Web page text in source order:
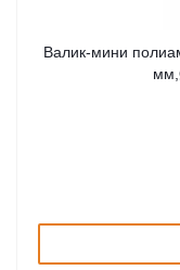
Валик-мини